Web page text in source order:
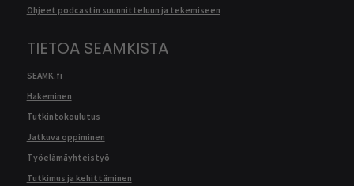
Ohjeet podcastin suunnitteluun ja tekemiseen
TIETOA SEAMKISTA
SEAMK.fi
Hakeminen
Tutkintokoulutus
Jatkuva oppiminen
Työelämäyhteistyö
Tutkimus ja kehittäminen